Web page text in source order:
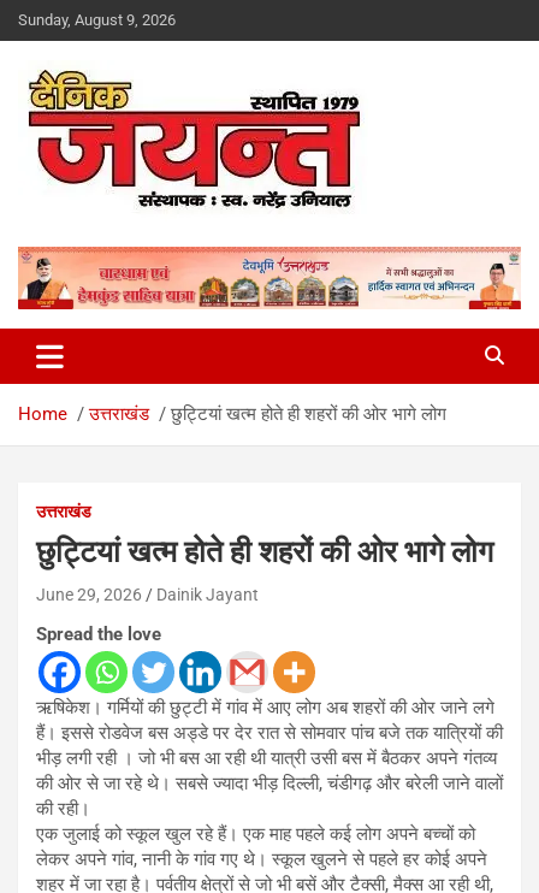
Skip
to
Sunday, August 9, 2026
Dainik Jayant
Home उत्तराखंड छुट्टियां खत्म होते ही शहरों की ओर भागे लोग
उत्तराखंड
छुट्टियां खत्म होते ही शहरों की ओर भागे लोग
June 29, 2026 Dainik Jayant
Spread the love
ऋषिकेश। गर्मियों की छुट्टी में गांव में आए लोग अब शहरों की ओर जाने लगे
हैं। इससे रोडवेज बस अड्डे पर देर रात से सोमवार पांच बजे तक यात्रियों की
भीड़ लगी रही । जो भी बस आ रही थी यात्री उसी बस में बैठकर अपने गंतव्य
की ओर से जा रहे थे। सबसे ज्यादा भीड़ दिल्ली, चंडीगढ़ और बरेली जाने वालों
की रही।
एक जुलाई को स्कूल खुल रहे हैं। एक माह पहले कई लोग अपने बच्चों को
लेकर अपने गांव, नानी के गांव गए थे। स्कूल खुलने से पहले हर कोई अपने
शहर में जा रहा है। पर्वतीय क्षेत्रों से जो भी बसें और टैक्सी, मैक्स आ रही थी,